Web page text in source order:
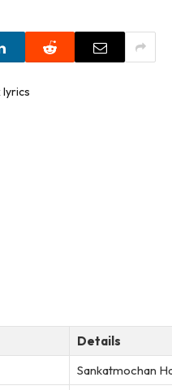
Details
Sankatmochan